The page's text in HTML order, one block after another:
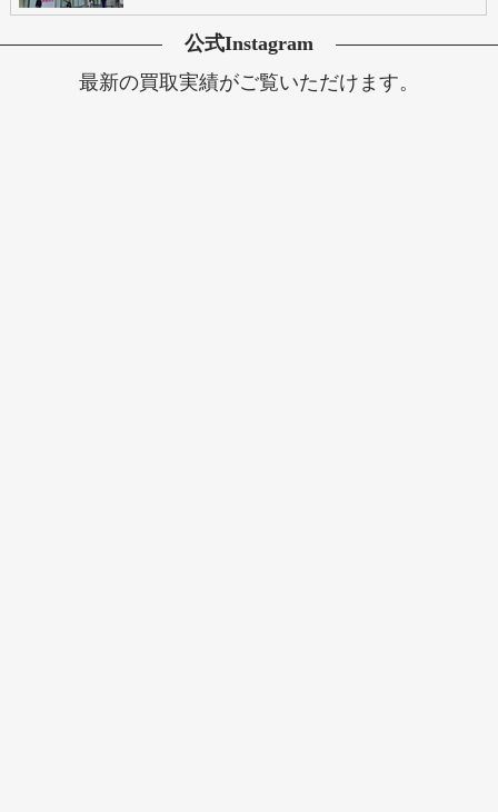
公式Instagram
最新の買取実績がご覧いただけます。